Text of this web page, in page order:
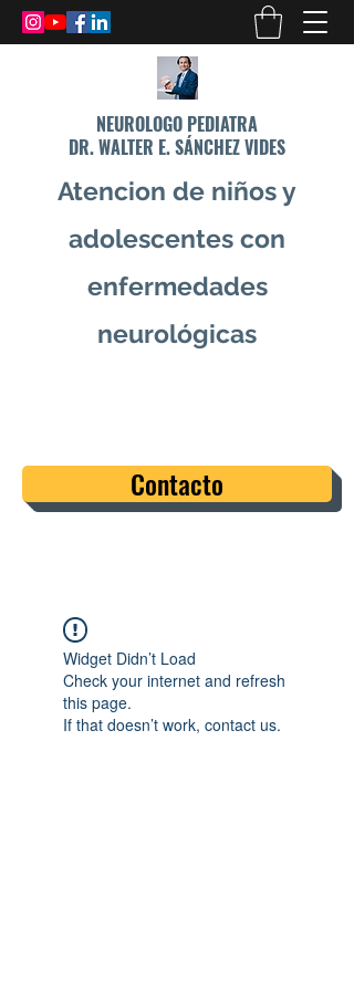
NEUROLOGO PEDIATRA
DR. WALTER E. SÁNCHEZ VIDES
Atencion de niños y
adolescentes con
enfermedades
neurológicas
Contacto
Widget Didn’t Load
Check your internet and refresh
this page.
If that doesn’t work, contact us.